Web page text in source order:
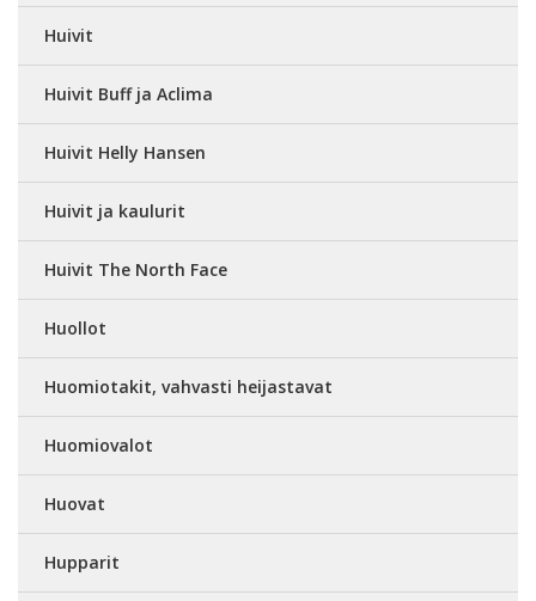
Huivit
Huivit Buff ja Aclima
Huivit Helly Hansen
Huivit ja kaulurit
Huivit The North Face
Huollot
Huomiotakit, vahvasti heijastavat
Huomiovalot
Huovat
Hupparit